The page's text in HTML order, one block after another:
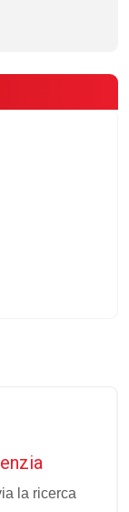
la ricerca